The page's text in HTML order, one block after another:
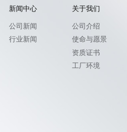
新闻中心
公司新闻
行业新闻
关于我们
公司介绍
使命与愿景
资质证书
工厂环境